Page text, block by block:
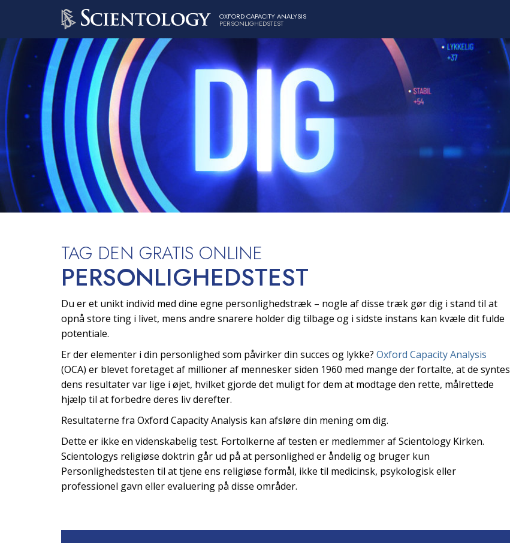
OXFORD CAPACITY ANALYSIS
PERSONLIGHEDSTEST
TAG DEN GRATIS ONLINE
PERSONLIGHEDSTEST
Du er et unikt individ med dine egne personlighedstræk – nogle af disse træk gør dig i stand til at
opnå store ting i livet, mens andre snarere holder dig tilbage og i sidste instans kan kvæle dit fulde
potentiale.
Er der elementer i din personlighed som påvirker din succes og lykke? Oxford Capacity Analysis
(OCA) er blevet foretaget af millioner af mennesker siden 1960 med mange der fortalte, at de syntes
dens resultater var lige i øjet, hvilket gjorde det muligt for dem at modtage den rette, målrettede
hjælp til at forbedre deres liv derefter.
Resultaterne fra Oxford Capacity Analysis kan afsløre din mening om dig.
Dette er ikke en videnskabelig test. Fortolkerne af testen er medlemmer af Scientology Kirken.
Scientologys religiøse doktrin går ud på at personlighed er åndelig og bruger kun
Personlighedstesten til at tjene ens religiøse formål, ikke til medicinsk, psykologisk eller
professionel gavn eller evaluering på disse områder.